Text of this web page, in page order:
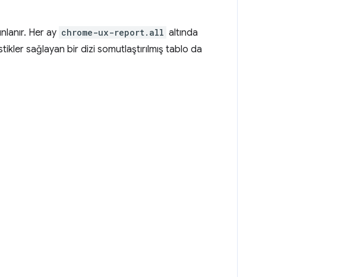
Her ay chrome-ux-report.all altında
sağlayan bir dizi somutlaştırılmış tablo da